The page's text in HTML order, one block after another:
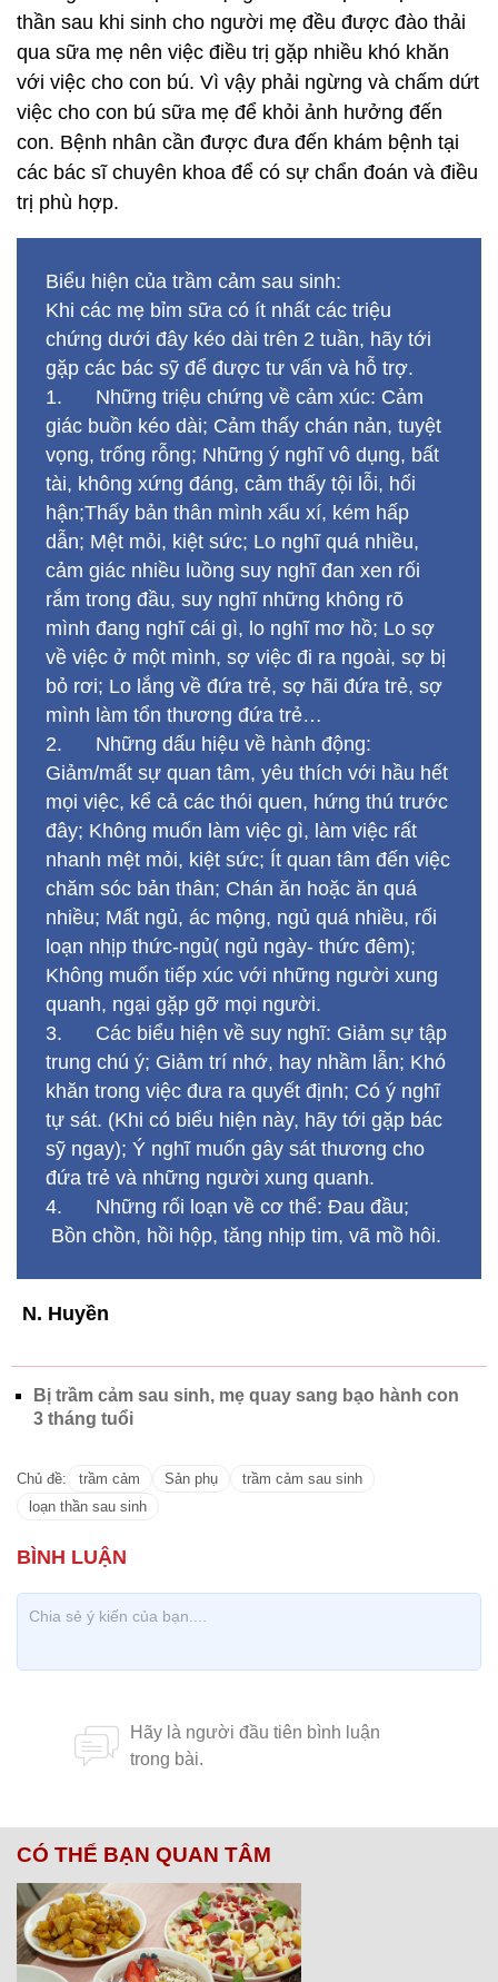
thần sau khi sinh cho người mẹ đều được đào thải
qua sữa mẹ nên việc điều trị gặp nhiều khó khăn
với việc cho con bú. Vì vậy phải ngừng và chấm dứt
việc cho con bú sữa mẹ để khỏi ảnh hưởng đến
con. Bệnh nhân cần được đưa đến khám bệnh tại
các bác sĩ chuyên khoa để có sự chẩn đoán và điều
trị phù hợp.
Biểu hiện của trầm cảm sau sinh:
Khi các mẹ bỉm sữa có ít nhất các triệu
chứng dưới đây kéo dài trên 2 tuần, hãy tới
gặp các bác sỹ để được tư vấn và hỗ trợ.
1. Những triệu chứng về cảm xúc: Cảm
giác buồn kéo dài; Cảm thấy chán nản, tuyệt
vọng, trống rỗng; Những ý nghĩ vô dụng, bất
tài, không xứng đáng, cảm thấy tội lỗi, hối
hận;Thấy bản thân mình xấu xí, kém hấp
dẫn; Mệt mỏi, kiệt sức; Lo nghĩ quá nhiều,
cảm giác nhiều luồng suy nghĩ đan xen rối
rắm trong đầu, suy nghĩ những không rõ
mình đang nghĩ cái gì, lo nghĩ mơ hồ; Lo sợ
về việc ở một mình, sợ việc đi ra ngoài, sợ bị
bỏ rơi; Lo lắng về đứa trẻ, sợ hãi đứa trẻ, sợ
mình làm tổn thương đứa trẻ…
2. Những dấu hiệu về hành động:
Giảm/mất sự quan tâm, yêu thích với hầu hết
mọi việc, kể cả các thói quen, hứng thú trước
đây; Không muốn làm việc gì, làm việc rất
nhanh mệt mỏi, kiệt sức; Ít quan tâm đến việc
chăm sóc bản thân; Chán ăn hoặc ăn quá
nhiều; Mất ngủ, ác mộng, ngủ quá nhiều, rối
loạn nhịp thức-ngủ( ngủ ngày- thức đêm);
Không muốn tiếp xúc với những người xung
quanh, ngại gặp gỡ mọi người.
3. Các biểu hiện về suy nghĩ: Giảm sự tập
trung chú ý; Giảm trí nhớ, hay nhầm lẫn; Khó
khăn trong việc đưa ra quyết định; Có ý nghĩ
tự sát. (Khi có biểu hiện này, hãy tới gặp bác
sỹ ngay); Ý nghĩ muốn gây sát thương cho
đứa trẻ và những người xung quanh.
4. Những rối loạn về cơ thể: Đau đầu;
Bồn chồn, hồi hộp, tăng nhịp tim, vã mồ hôi.
N. Huyền
Bị trầm cảm sau sinh, mẹ quay sang bạo hành con
3 tháng tuổi
Chủ đề: trầm cảm Sản phụ
trầm cảm sau sinh
loạn thần sau sinh
CÓ THỂ BẠN QUAN TÂM